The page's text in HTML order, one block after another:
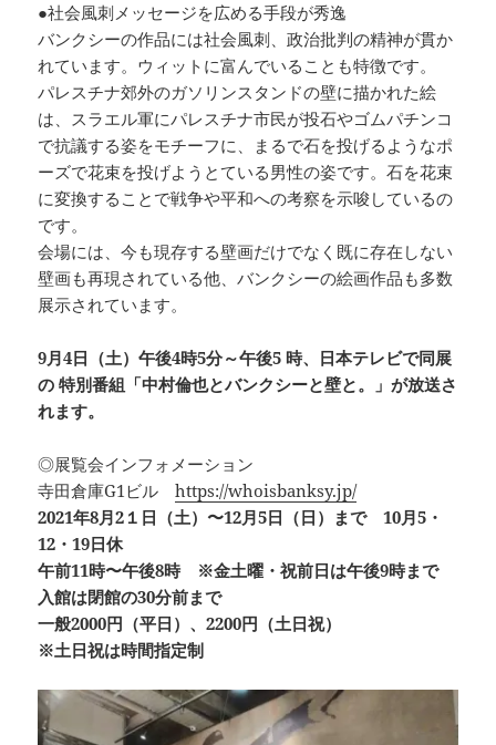
●社会風刺メッセージを広める手段が秀逸
バンクシーの作品には社会風刺、政治批判の精神が貫か
れています。ウィットに富んでいることも特徴です。
パレスチナ郊外のガソリンスタンドの壁に描かれた絵
は、スラエル軍にパレスチナ市民が投石やゴムパチンコ
で抗議する姿をモチーフに、まるで石を投げるようなポ
ーズで花束を投げようとている男性の姿です。石を花束
に変換することで戦争や平和への考察を示唆しているの
です。
会場には、今も現存する壁画だけでなく既に存在しない
壁画も再現されている他、バンクシーの絵画作品も多数
展示されています。
9月4日（土）午後4時5分～午後5 時、日本テレビで同展
の 特別番組「中村倫也とバンクシーと壁と。」が放送さ
れます。
◎展覧会インフォメーション
寺田倉庫G1ビルhttps://whoisbanksy.jp/
2021年8月2１日（土）〜12月5日（日）まで 10月5・
12・19日休
午前11時〜午後8時 ※金土曜・祝前日は午後9時まで
入館は閉館の30分前まで
一般2000円（平日）、2200円（土日祝）
※土日祝は時間指定制